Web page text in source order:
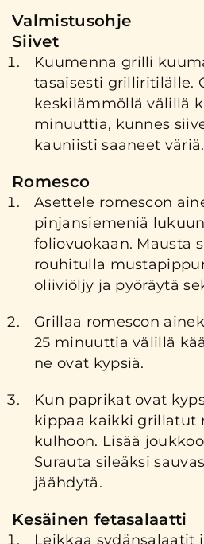
Valmistusohje
Siivet
Kuumenna grilli
tasaisesti grilliritilälle.
keskilämmöllä välillä
minuuttia, kunnes
kauniisti saaneet väriä.
Romesco
Asettele romescon
pinjansiemeniä
foliovuokaan. Mausta
rouhitulla
oliiviöljy ja pyöräytä
Grillaa romescon
25 minuuttia välillä
ne ovat kypsiä.
Kun paprikat ovat
kippaa kaikki grillatut
kulhoon. Lisää
Surauta sileäksi
jäähdytä.
Kesäinen fetasalaatti
Leikkaa sydänsalaatit